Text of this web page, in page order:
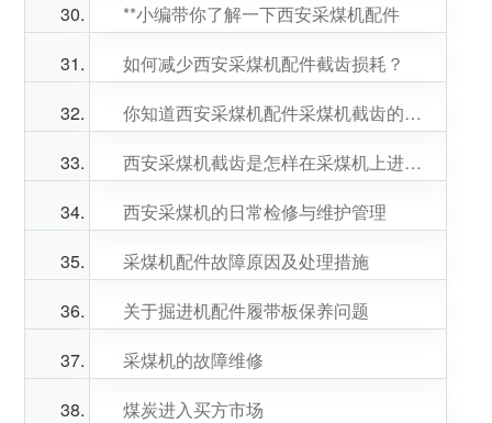
**小编带你了解一下西安采煤机配件
如何减少西安采煤机配件截齿损耗？
你知道西安采煤机配件采煤机截齿的正确使用方式采煤机截齿的正确使用方式吗？
西安采煤机截齿是怎样在采煤机上进行工作的
西安采煤机的日常检修与维护管理
采煤机配件故障原因及处理措施
关于掘进机配件履带板保养问题
采煤机的故障维修
煤炭进入买方市场